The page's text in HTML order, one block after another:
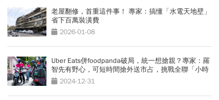
老屋翻修，首重這件事！ 專家：搞懂「水電天地壁」
省下百萬裝潢費
2026-01-08
Uber Eats併foodpanda破局，統一想搶親？專家：羅
智先有野心，可短時間搶外送市占，挑戰全聯「小時
達」2024-12-31